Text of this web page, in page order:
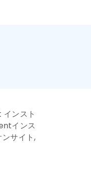
ンスト
インス
サイト,